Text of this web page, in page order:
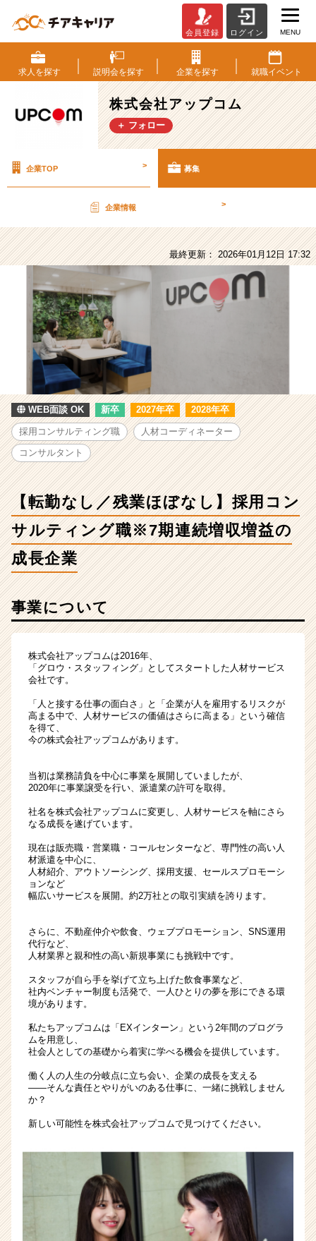
式
会
社
ア
ッ
プ
採
用/
人
勤
な
残
業
ほ
ぼ
な
し】
採
用
ル
テ
ィ
ン
続
収
増
の
成
長
|
ベ
ン
チ
ー・
成
企
か
ス
ウ
届
く
活
サ
ト
ア
ャ
リ
ア
（CheerCareer）
会員登録 ログイン MENU
求人を探す 説明会を探す 企業を探す 就職イベント
株式会社アップコム
＋ フォロー
企業TOP > 募集
企業情報 >
最終更新： 2026年01月12日 17:32
WEB面談 OK 新卒 2027年卒 2028年卒
採用コンサルティング職 人材コーディネーター
コンサルタント
【転勤なし／残業ほぼなし】採用コン
サルティング職※7期連続増収増益の
成長企業
事業について
株式会社アップコムは2016年、
「グロウ・スタッフィング」としてスタートした人材サービス
会社です。
「人と接する仕事の面白さ」と「企業が人を雇用するリスクが
高まる中で、人材サービスの価値はさらに高まる」という確信
を得て、
今の株式会社アップコムがあります。
当初は業務請負を中心に事業を展開していましたが、
2020年に事業譲受を行い、派遣業の許可を取得。
社名を株式会社アップコムに変更し、人材サービスを軸にさら
なる成長を遂げています。
現在は販売職・営業職・コールセンターなど、専門性の高い人
材派遣を中心に、
人材紹介、アウトソーシング、採用支援、セールスプロモーシ
ョンなど
幅広いサービスを展開。約2万社との取引実績を誇ります。
さらに、不動産仲介や飲食、ウェブプロモーション、SNS運用
代行など、
人材業界と親和性の高い新規事業にも挑戦中です。
スタッフが自ら手を挙げて立ち上げた飲食事業など、
社内ベンチャー制度も活発で、一人ひとりの夢を形にできる環
境があります。
私たちアップコムは「EXインターン」という2年間のプログラ
ムを用意し、
社会人としての基礎から着実に学べる機会を提供しています。
働く人の人生の分岐点に立ち会い、企業の成長を支える
――そんな責任とやりがいのある仕事に、一緒に挑戦しません
か？
新しい可能性を株式会社アップコムで見つけてください。